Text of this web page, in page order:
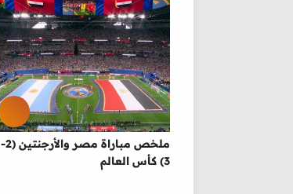
ملخص مباراة مصر والأرجنتين (2-
3) كأس العالم